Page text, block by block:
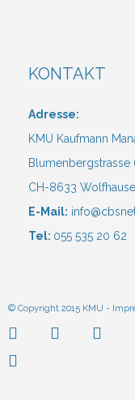
KONTAKT
Adresse:
KMU Kaufmann
Blumenbergstrasse
CH-8633
E-Mail:
Tel: 055 535 20 62
© Copyright 2015 KMU -